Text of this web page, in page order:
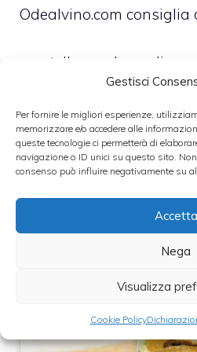
Gestisci
Per fornire le migliori esperienze,
memorizzare e/o accedere alle
queste tecnologie ci permetterà di
navigazione o ID unici su questo sito.
consenso può influire negativamente su
Accetta
Nega
Visualizza
Cookie Policy
Odealvino.com consiglia
– nutella e polvere di
– banane e cocco
– crema di marroni e
– frutti di bosco e gelato
Leggi anche:
Torta di crepes
Ricetta